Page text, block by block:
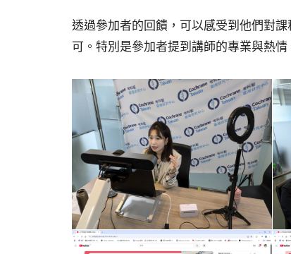
透過參加者的回饋，可以感受到他們對
可。特別是參加者提到講師的專業與熱